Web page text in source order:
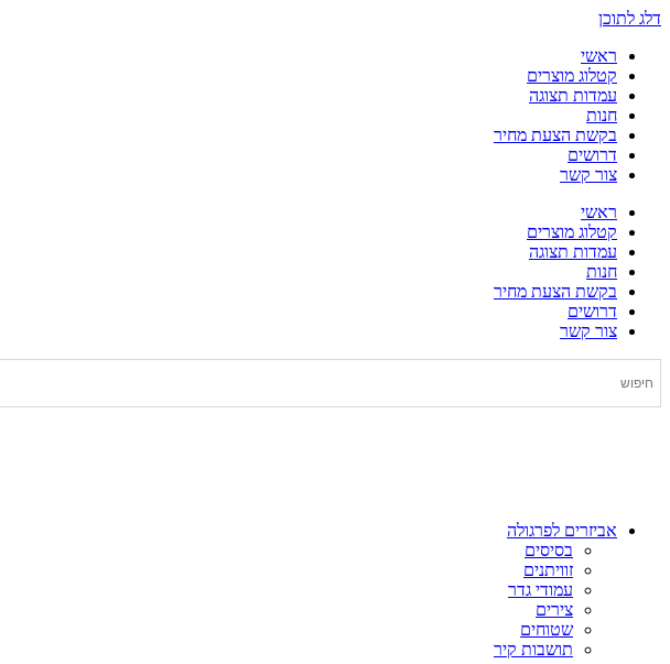
דלג לתוכן
ראשי
קטלוג מוצרים
עמדות תצוגה
חנות
בקשת הצעת מחיר
דרושים
צור קשר
ראשי
קטלוג מוצרים
עמדות תצוגה
חנות
בקשת הצעת מחיר
דרושים
צור קשר
אביזרים לפרגולה
בסיסים
זוויתנים
עמודי גדר
צירים
שטוחים
תושבות קיר